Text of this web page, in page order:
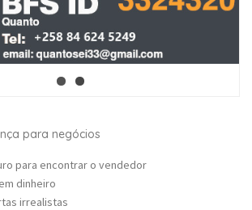
para negócios
para encontrar o vendedor
dinheiro
irrealistas